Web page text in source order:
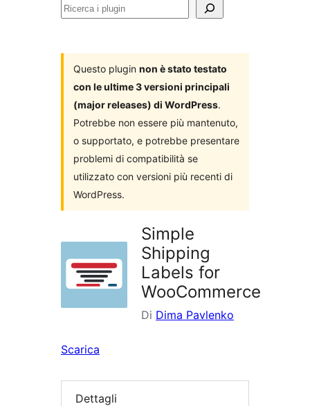
Ricerca
Questo plugin non è stato testato
con le ultime 3 versioni principali
(major releases) di WordPress.
Potrebbe non essere più mantenuto,
o supportato, e potrebbe presentare
problemi di compatibilità se
utilizzato con versioni più recenti di
WordPress.
Simple
Shipping
Labels for
WooCommerce
Di Dima Pavlenko
Scarica
Dettagli